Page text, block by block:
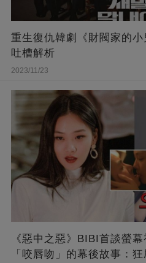
重生復仇韓劇《財閥家的
吐槽解析
2023/11/23
《惡中之惡》BIBI首談螢
「咬唇吻」的幕後故事：